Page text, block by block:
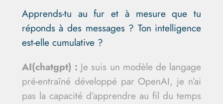
Apprends-tu au fur et à mesure que tu
réponds à des messages ? Ton intelligence
est-elle cumulative ?
AI(chatgpt) : Je suis un modèle de langage
pré-entraîné développé par OpenAI, je n’ai
pas la capacité d’apprendre au fil du temps